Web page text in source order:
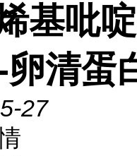
基吡
清蛋
27